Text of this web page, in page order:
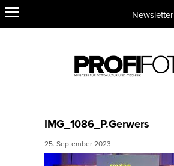
Newsletter
IMG_1086_P.Gerwers
25. September 2023